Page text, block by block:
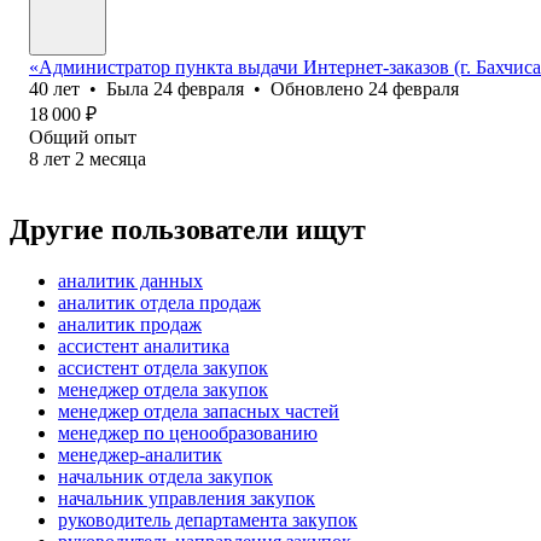
«Администратор пункта выдачи Интернет-заказов (г.
40 лет • Была 24 февраля • Обновлено 24 февраля
18 000 ₽
Общий опыт
8 лет 2 месяца
Другие пользователи ищут
аналитик данных
аналитик отдела продаж
аналитик продаж
ассистент аналитика
ассистент отдела закупок
менеджер отдела закупок
менеджер отдела запасных частей
менеджер по ценообразованию
менеджер-аналитик
начальник отдела закупок
начальник управления закупок
руководитель департамента закупок